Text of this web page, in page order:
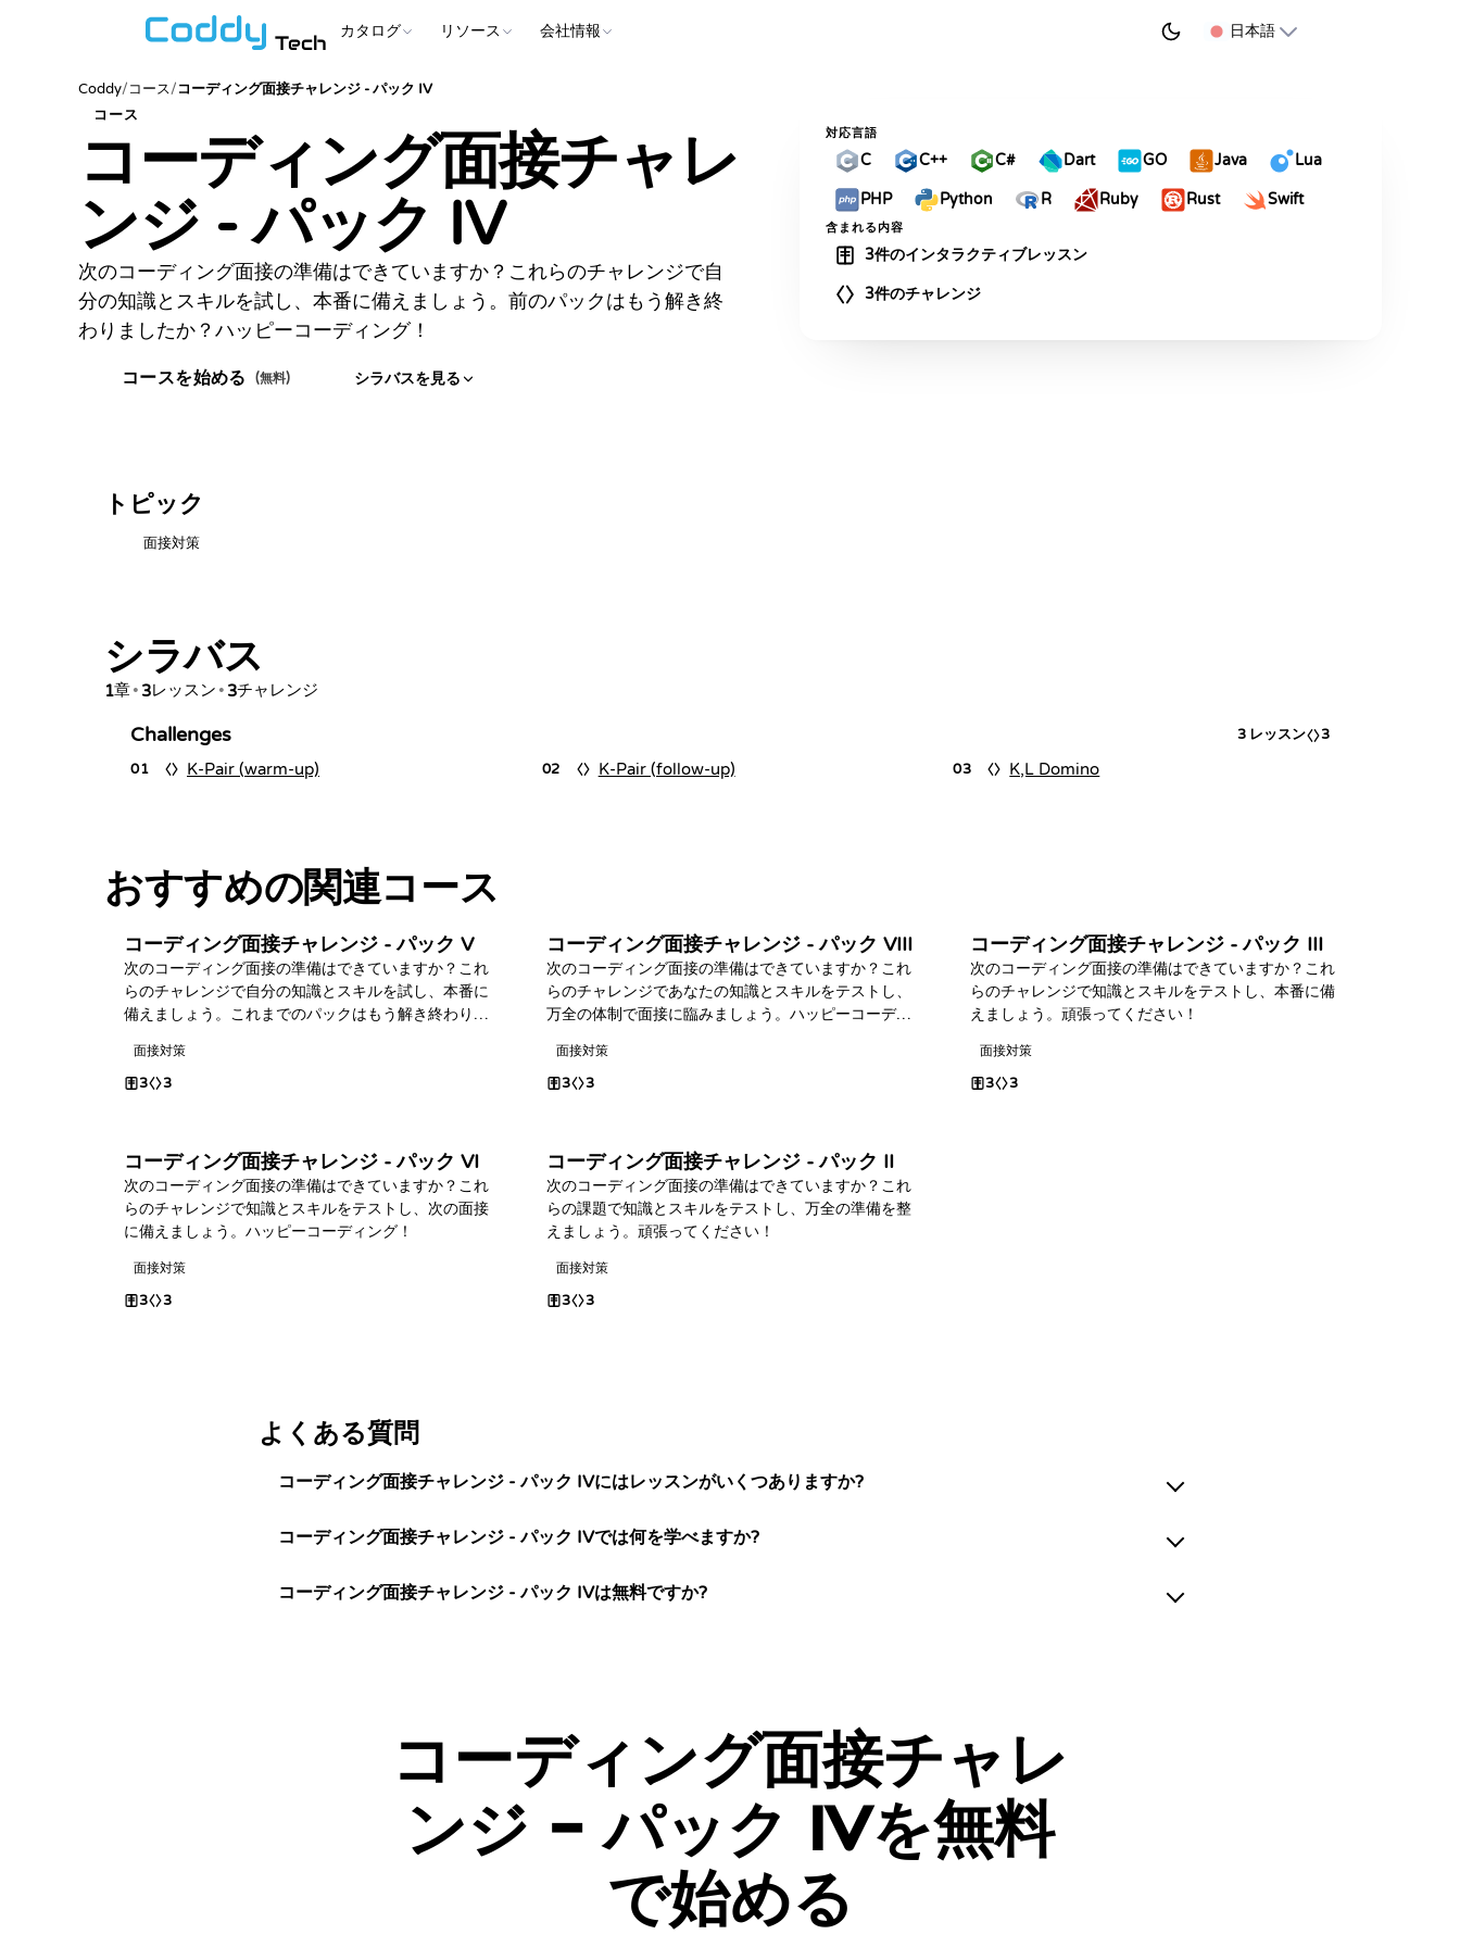
Tech カタログ リソース 会社情報 日本語
Coddy/コース/コーディング面接チャレンジ - パック IV
コース
コーディング面接チャレ
ンジ - パック IV
次のコーディング面接の準備はできていますか？これらのチャレンジで自
分の知識とスキルを試し、本番に備えましょう。前のパックはもう解き終
わりましたか？ハッピーコーディング！
コースを始める (無料) シラバスを見る
対応言語
C C++ C# Dart GO Java Lua
PHP Python R Ruby Rust Swift
含まれる内容
3件のインタラクティブレッスン
3件のチャレンジ
トピック
面接対策
シラバス
1章• 3レッスン • 3チャレンジ
Challenges 3 レッスン
3
01
K-Pair (warm-up) 02 K-Pair (follow-up) 03 K,L Domino
おすすめの関連コース
コーディング面接チャレンジ - パック V
次のコーディング面接の準備はできていますか？これ
らのチャレンジで自分の知識とスキルを試し、本番に
備えましょう。これまでのパックはもう解き終わりま
面接対策
3 3
コーディング面接チャレンジ - パック VIII
次のコーディング面接の準備はできていますか？これ
らのチャレンジであなたの知識とスキルをテストし、
万全の体制で面接に臨みましょう。ハッピーコーディ
面接対策
3 3
コーディング面接チャレンジ - パック III
次のコーディング面接の準備はできていますか？これ
らのチャレンジで知識とスキルをテストし、本番に備
えましょう。頑張ってください！
面接対策
3 3
コーディング面接チャレンジ - パック VI
次のコーディング面接の準備はできていますか？これ
らのチャレンジで知識とスキルをテストし、次の面接
に備えましょう。ハッピーコーディング！
面接対策
3 3
コーディング面接チャレンジ - パック II
次のコーディング面接の準備はできていますか？これ
らの課題で知識とスキルをテストし、万全の準備を整
えましょう。頑張ってください！
面接対策
3 3
よくある質問
コーディング面接チャレンジ - パック IVにはレッスンがいくつありますか?
コーディング面接チャレンジ - パック IVでは何を学べますか?
コーディング面接チャレンジ - パック IVは無料ですか?
コーディング面接チャレ
ンジ - パック IVを無料
で始める